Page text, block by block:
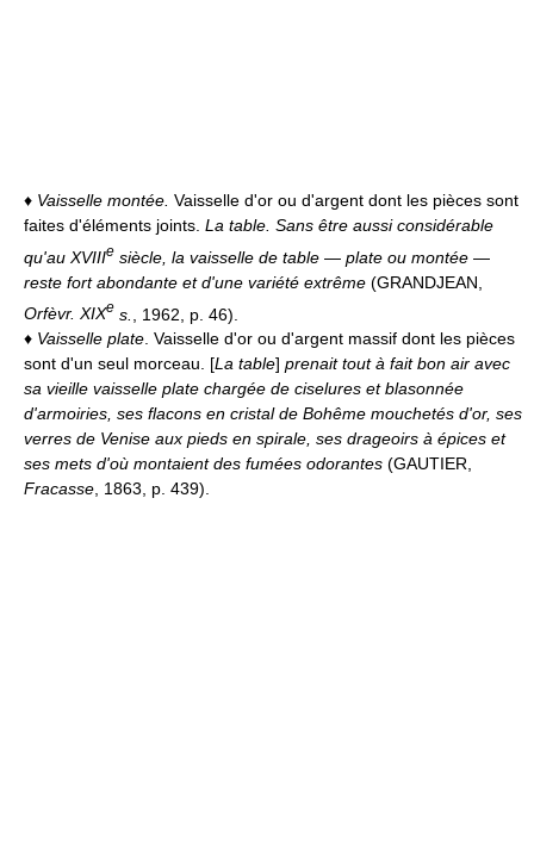
♦ Vaisselle montée. Vaisselle d'or ou d'argent dont les pièces sont
faites d'éléments joints. La table. Sans être aussi considérable
qu'au XVIIIe siècle, la vaisselle de table — plate ou montée —
reste fort abondante et d'une variété extrême (GRANDJEAN,
Orfèvr. XIXe s.
, 1962, p. 46).
♦ Vaisselle plate. Vaisselle d'or ou d'argent massif dont les pièces
sont d'un seul morceau. [La table] prenait tout à fait bon air avec
sa vieille vaisselle plate chargée de ciselures et blasonnée
d'armoiries, ses flacons en cristal de Bohême mouchetés d'or, ses
verres de Venise aux pieds en spirale, ses drageoirs à épices et
ses mets d'où montaient des fumées odorantes (GAUTIER,
Fracasse, 1863, p. 439).